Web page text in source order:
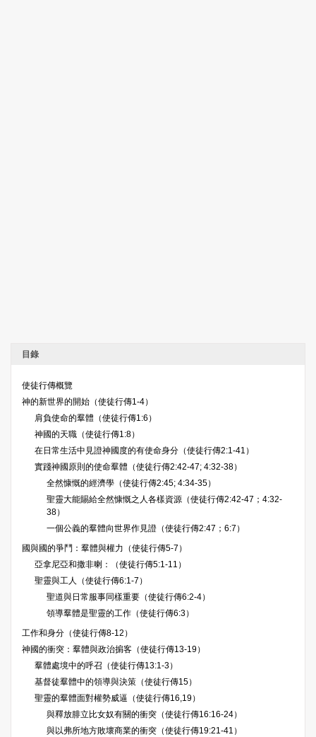
目錄
使徒行傳概覽
神的新世界的開始（使徒行傳1-4）
肩負使命的羣體（使徒行傳1:6）
神國的天職（使徒行傳1:8）
在日常生活中見證神國度的有使命身分（使徒行傳2:1-41）
實踐神國原則的使命羣體（使徒行傳2:42-47; 4:32-38）
全然慷慨的經濟學（使徒行傳2:45; 4:34-35）
聖靈大能賜給全然慷慨之人各樣資源（使徒行傳2:42-47；4:32-
38）
一個公義的羣體向世界作見證（使徒行傳2:47；6:7）
國與國的爭鬥：羣體與權力（使徒行傳5-7）
亞拿尼亞和撒非喇：（使徒行傳5:1-11）
聖靈與工人（使徒行傳6:1-7）
聖道與日常服事同樣重要（使徒行傳6:2-4）
領導羣體是聖靈的工作（使徒行傳6:3）
工作和身分（使徒行傳8-12）
神國的衝突：羣體與政治掮客（使徒行傳13-19）
羣體處境中的呼召（使徒行傳13:1-3）
基督徒羣體中的領導與決策（使徒行傳15）
聖靈的羣體面對權勢威逼（使徒行傳16,19）
與釋放腓立比女奴有關的衝突（使徒行傳16:16-24）
與以弗所地方敗壞商業的衝突（使徒行傳19:21-41）